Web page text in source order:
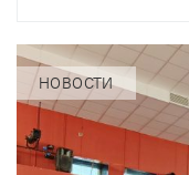
от променада
НОВОСТИ